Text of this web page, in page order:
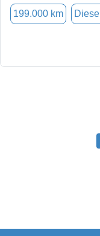
199.000 km Diesel